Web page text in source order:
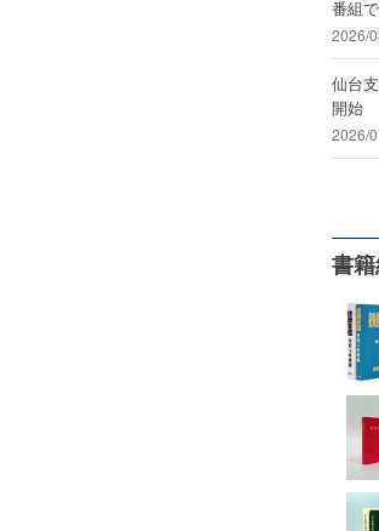
番組
2026/
仙台
開始
2026/
書